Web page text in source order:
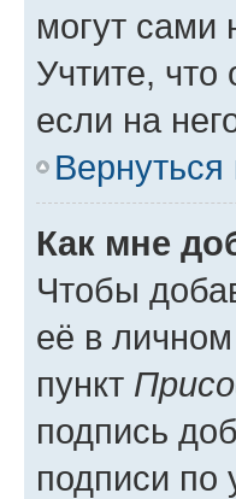
могут сами
Учтите,
если на
Вернуться
Как мне
Чтобы
её в
пункт
подпись
подписи